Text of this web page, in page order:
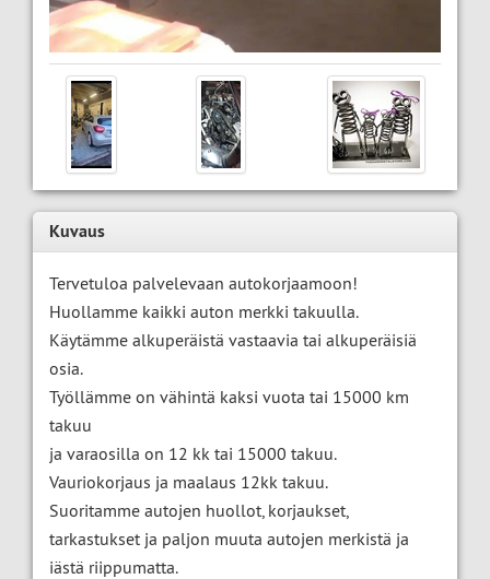
Kuvaus
Tervetuloa palvelevaan autokorjaamoon!
Huollamme kaikki auton merkki takuulla.
Käytämme alkuperäistä vastaavia tai alkuperäisiä
osia.
Työllämme on vähintä kaksi vuota tai 15000 km
takuu
ja varaosilla on 12 kk tai 15000 takuu.
Vauriokorjaus ja maalaus 12kk takuu.
Suoritamme autojen huollot, korjaukset,
tarkastukset ja paljon muuta autojen merkistä ja
iästä riippumatta.